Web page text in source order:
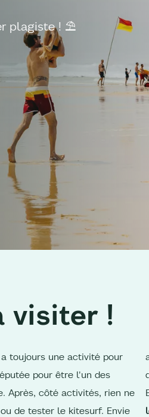
plagiste ! ⛱️
visiter !
a toujours une activité pour
pour être l'un des
Après, côté activités, rien ne
de tester le kitesurf. Envie